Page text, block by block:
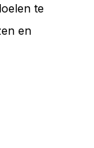
te
en